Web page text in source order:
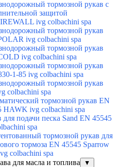
тормозной рукав с
защитой
ivg colbachini spa
тормозной рукав
ivg colbachini spa
тормозной рукав
ivg colbachini spa
тормозной рукав
1-85 ivg colbachini spa
тормозной рукав
colbachini spa
тормозной рукав EN
HAWK ivg colbachini spa
для подачи песка Sand EN 45545
spa
тормозной рукав для
тормоза EN 45545 Sparrow
colbachini spa
для масла и топлива
▼